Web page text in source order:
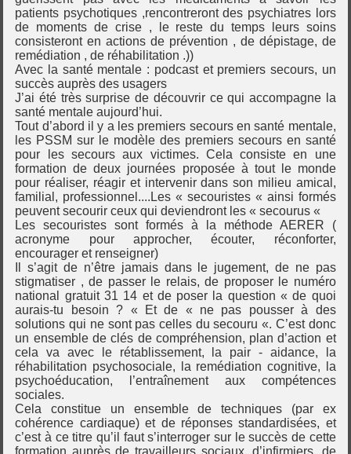
patients psychotiques ,rencontreront des psychiatres lors
de moments de crise , le reste du temps leurs soins
consisteront en actions de prévention , de dépistage, de
remédiation , de réhabilitation .))
Avec la santé mentale : podcast et premiers secours, un
succès auprès des usagers
J’ai été très surprise de découvrir ce qui accompagne la
santé mentale aujourd’hui.
Tout d’abord il y a les premiers secours en santé mentale,
les PSSM sur le modèle des premiers secours en santé
pour les secours aux victimes. Cela consiste en une
formation de deux journées proposée à tout le monde
pour réaliser, réagir et intervenir dans son milieu amical,
familial, professionnel....Les « secouristes « ainsi formés
peuvent secourir ceux qui deviendront les « secourus «
Les secouristes sont formés à la méthode AERER (
acronyme pour approcher, écouter, réconforter,
encourager et renseigner)
Il s’agit de n’être jamais dans le jugement, de ne pas
stigmatiser , de passer le relais, de proposer le numéro
national gratuit 31 14 et de poser la question « de quoi
aurais-tu besoin ? « Et de « ne pas pousser à des
solutions qui ne sont pas celles du secouru «. C’est donc
un ensemble de clés de compréhension, plan d’action et
cela va avec le rétablissement, la pair - aidance, la
réhabilitation psychosociale, la remédiation cognitive, la
psychoéducation, l’entraînement aux compétences
sociales.
Cela constitue un ensemble de techniques (par ex
cohérence cardiaque) et de réponses standardisées, et
c’est à ce titre qu’il faut s’interroger sur le succès de cette
formation auprès de travailleurs sociaux, d’infirmiers, de